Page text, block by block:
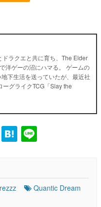
ドラクエと共に育ち、The Elder
洋ゲーの沼にハマる。 ゲームの
下生活を送っていたが、最近社
グライクTCG「Slay the
Quantic Dream